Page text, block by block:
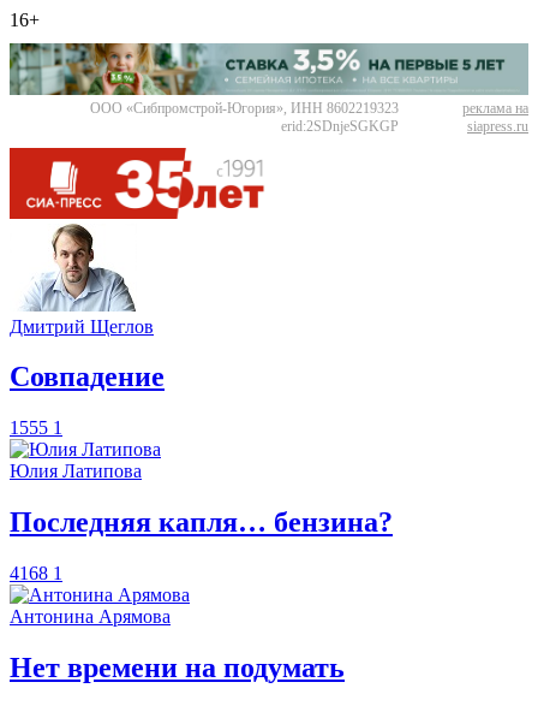
16+
ООО «Сибпромстрой-Югория», ИНН 8602219323
erid:2SDnjeSGKGP
реклама на
siapress.ru
Дмитрий Щеглов
​Совпадение
1555 1
Юлия Латипова
​Последняя капля… бензина?
4168 1
Антонина Арямова
​Нет времени на подумать